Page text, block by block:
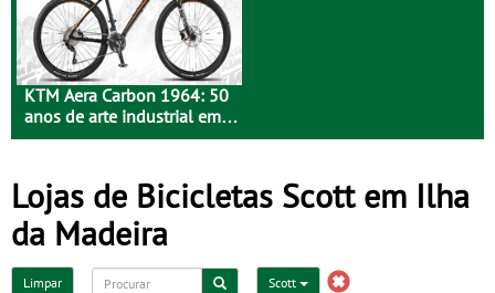
KTM Aera Carbon 1964: 50
anos de arte industrial em
carbono
Lojas de Bicicletas Scott em Ilha
da Madeira
Limpar Scott